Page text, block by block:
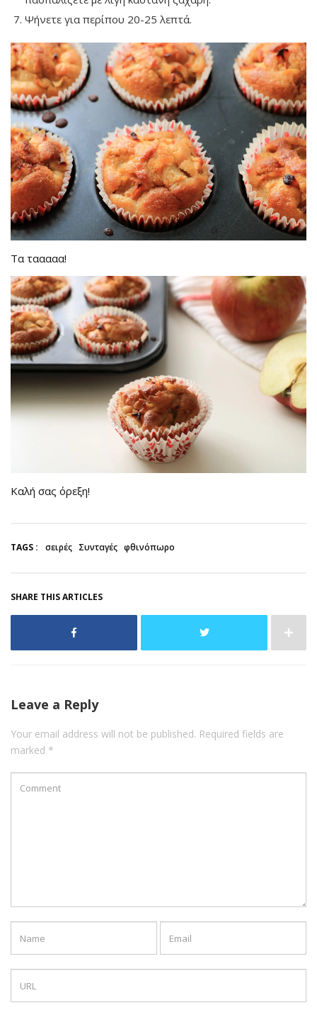
Ψήνετε για περίπου 20-25 λεπτά.
Τα τααααα!
Καλή σας όρεξη!
TAGS : σειρές Συνταγές φθινόπωρο
SHARE THIS ARTICLES
Leave a Reply
Your email address will not be published. Required fields are
marked *